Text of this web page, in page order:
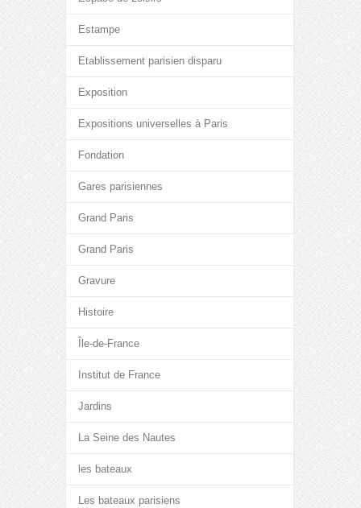
Estampe
Etablissement parisien disparu
Exposition
Expositions universelles à Paris
Fondation
Gares parisiennes
Grand Paris
Grand Paris
Gravure
Histoire
Île-de-France
Institut de France
Jardins
La Seine des Nautes
les bateaux
Les bateaux parisiens